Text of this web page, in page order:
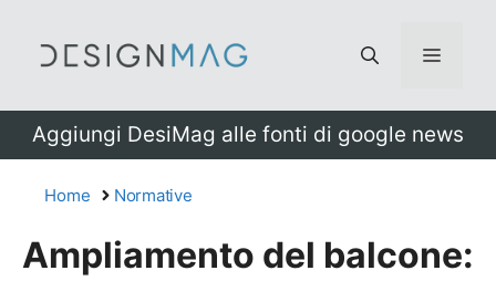
Menu
Aggiungi DesiMag alle fonti di google news
Home Normative
Ampliamento del balcone: